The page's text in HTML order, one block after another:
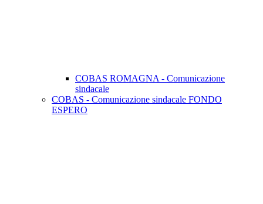
COBAS ROMAGNA - Comunicazione
sindacale
COBAS - Comunicazione sindacale FONDO
ESPERO